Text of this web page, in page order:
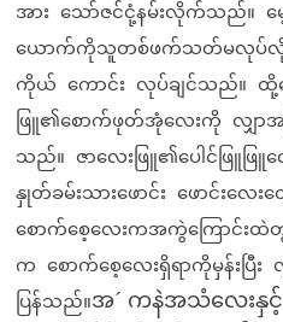
အား သော်ဇင်ငုံ့နမ်းလိုက်သည်။ မ
ယောက်ကိုသူတစ်ဖက်သတ်မလုပ်လို။
ကိုယ် ကောင်း လုပ်ချင်သည်။ ထို့
ဖြူ၏စောက်ဖုတ်အုံလေးကို လျှာ
သည်။ ဇာလေးဖြူ၏ပေါင်ဖြူဖ
နှုတ်ခမ်းသားဖောင်း ဖောင်းလေ
စောက်စေ့လေးကအကွဲကြောင်း
က စောက်စေ့လေးရှိရာကိုမှန်းပြီး
ပြန်သည်။အ´ ကနဲအသံလေးနှင့်